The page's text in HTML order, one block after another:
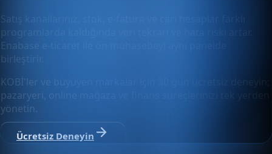
programlarda kaldığında veri tekrarı ve hata riski artar.
Enabase e-ticaret ile ön muhasebeyi aynı panelde
birleştirir.
KOBİ'ler ve büyüyen markalar için 30 gün ücretsiz deneyin;
pazaryeri, online mağaza ve finans süreçlerinizi tek yerden
yönetin.
Ücretsiz Deneyin